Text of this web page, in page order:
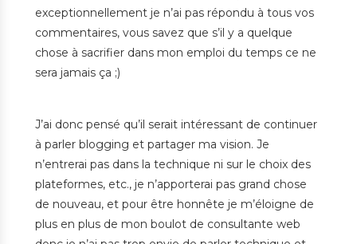
exceptionnellement je n’ai pas répondu à tous vos
commentaires, vous savez que s’il y a quelque
chose à sacrifier dans mon emploi du temps ce ne
sera jamais ça ;)
J’ai donc pensé qu’il serait intéressant de continuer
à parler blogging et partager ma vision. Je
n’entrerai pas dans la technique ni sur le choix des
plateformes, etc., je n’apporterai pas grand chose
de nouveau, et pour être honnête je m’éloigne de
plus en plus de mon boulot de consultante web